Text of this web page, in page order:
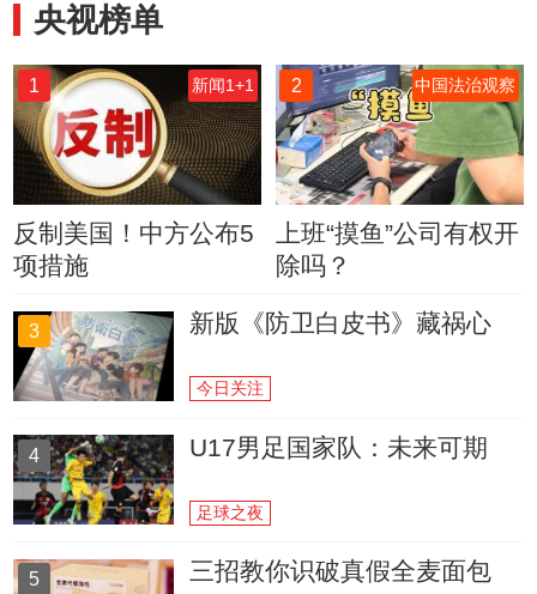
央视榜单
1 新闻1+1
反制美国！中方公布5
项措施
2 中国法治观察
上班“摸鱼”公司有权开
除吗？
3 新版《防卫白皮书》藏祸心
今日关注
4 U17男足国家队：未来可期
足球之夜
5 三招教你识破真假全麦面包